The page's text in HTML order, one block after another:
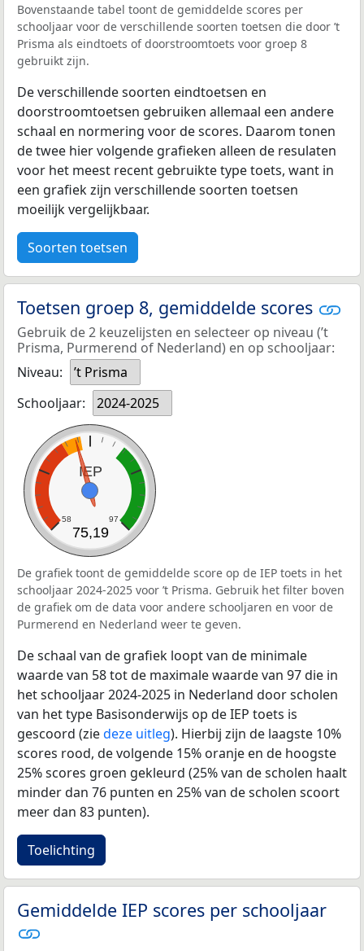
Bovenstaande tabel toont de gemiddelde scores per
schooljaar voor de verschillende soorten toetsen die door ’t
Prisma als eindtoets of doorstroomtoets voor groep 8
gebruikt zijn.
De verschillende soorten eindtoetsen en
doorstroomtoetsen gebruiken allemaal een andere
schaal en normering voor de scores. Daarom tonen
de twee hier volgende grafieken alleen de resulaten
voor het meest recent gebruikte type toets, want in
een grafiek zijn verschillende soorten toetsen
moeilijk vergelijkbaar.
Soorten toetsen
Toetsen groep 8, gemiddelde scores
Gebruik de 2 keuzelijsten en selecteer op niveau (’t
Prisma, Purmerend of Nederland) en op schooljaar:
Niveau:
’t Prisma
Schooljaar:
2024-2025
IEP
58 97
75,19
De grafiek toont de gemiddelde score op de IEP toets in het
schooljaar 2024-2025 voor ’t Prisma. Gebruik het filter boven
de grafiek om de data voor andere schooljaren en voor de
Purmerend en Nederland weer te geven.
De schaal van de grafiek loopt van de minimale
waarde van 58 tot de maximale waarde van 97 die in
het schooljaar 2024-2025 in Nederland door scholen
van het type Basisonderwijs op de IEP toets is
gescoord (ziedeze uitleg). Hierbij zijn de laagste 10%
scores rood, de volgende 15% oranje en de hoogste
25% scores groen gekleurd (25% van de scholen haalt
minder dan 76 punten en 25% van de scholen scoort
meer dan 83 punten).
Toelichting
Gemiddelde IEP scores per schooljaar